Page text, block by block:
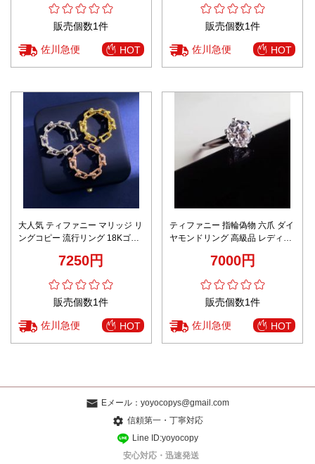
販売個数1件
佐川急便 HOT
販売個数1件
佐川急便 HOT
大人気 ティファニー マリッジ リ
ングコピー 流行リング 18Kゴー
7250円
販売個数1件
佐川急便 HOT
ティファニー 指輪偽物 六爪 ダイ
ヤモンドリング 高級品 レディー
7000円
販売個数1件
佐川急便 HOT
Eメール： yoyocopys@gmail.com
信頼第一・丁寧対応
Line ID:yoyocopy
安心対応・迅速発送